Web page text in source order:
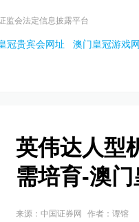
监会法定信息披露平台
冠贵宾会网址 澳门皇冠游戏
英伟达人型
需培育-澳
来源：中国证券网
作者：谭镕